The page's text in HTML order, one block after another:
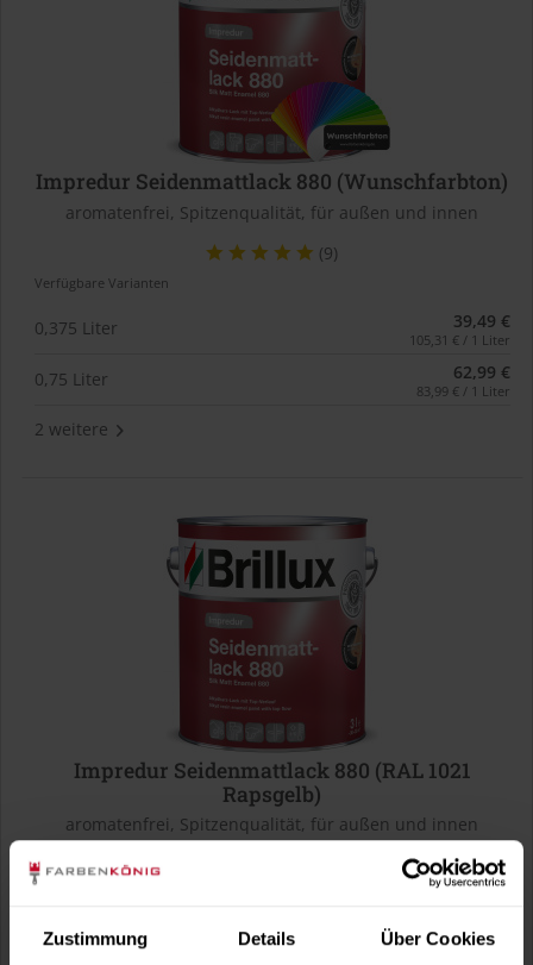
Zustimmung Details Über Cookies
Impredur Seidenmattlack 880 (Wunschfarbton)
aromatenfrei, Spitzenqualität, für außen und innen
(9)
Verfügbare Varianten
0,375 Liter 39,49 €
105,31 € / 1 Liter
0,75 Liter 62,99 €
83,99 € / 1 Liter
2 weitere
Impredur Seidenmattlack 880 (RAL 1021
Rapsgelb)
aromatenfrei, Spitzenqualität, für außen und innen
Verfügbare Varianten